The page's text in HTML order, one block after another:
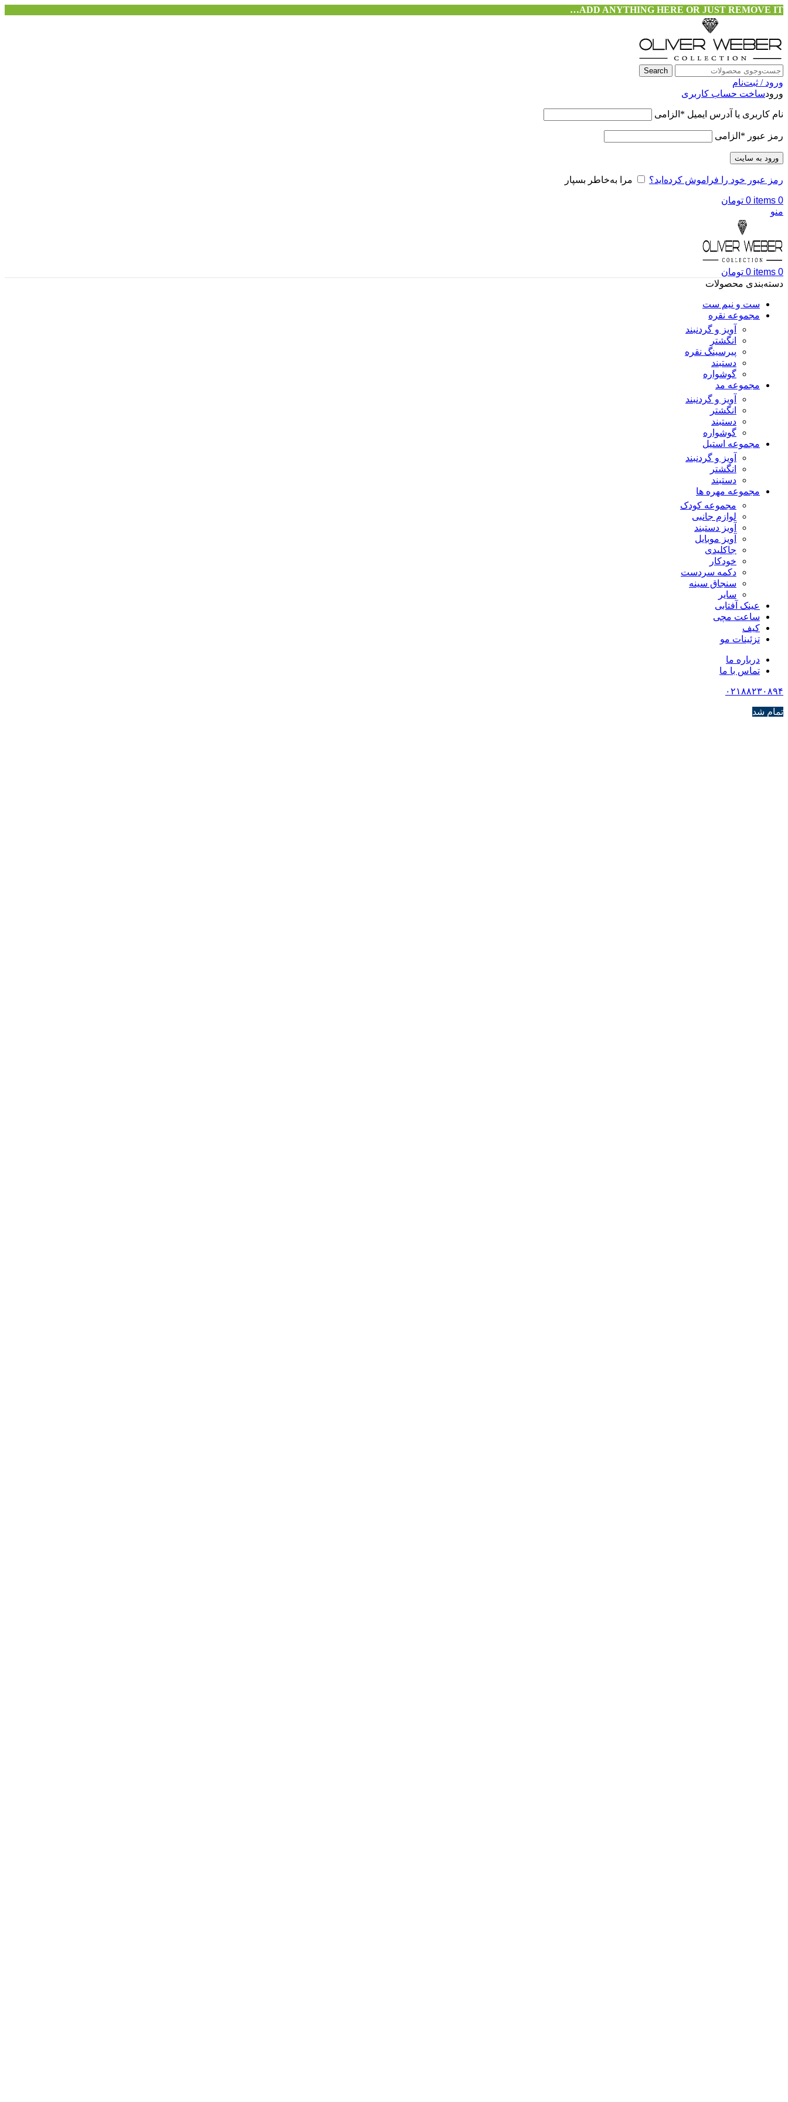
ADD ANYTHING HERE OR JUST REMOVE IT…
Search
ورود / ثبت‌نام
ورودساخت حساب کاربری
نام کاربری یا آدرس ایمیل * الزامی
رمز عبور * الزامی
ورود به سایت
رمز عبور خود را فراموش کرده‌اید؟ مرا به‌خاطر بسپار
0
items
0 تومان
منو
0
items
0 تومان
دسته‌بندی محصولات
ست و نیم ست
مجموعه نقره
آویز و گردنبند
انگشتر
پیرسینگ نقره
دستبند
گوشواره
مجموعه مد
آویز و گردنبند
انگشتر
دستبند
گوشواره
مجموعه استیل
آویز و گردنبند
انگشتر
دستبند
مجموعه مهره ها
مجموعه کودک
لوازم جانبی
آویز دستبند
آویز موبایل
جاکلیدی
خودکار
دکمه سردست
سنجاق سینه
سایر
عینک آفتابی
ساعت مچی
کیف
تزئینات مو
درباره ما
تماس با ما
۰۲۱۸۸۲۳۰۸۹۴
تمام شد